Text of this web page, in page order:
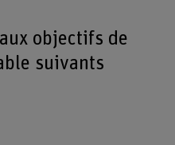
objectifs de
suivants